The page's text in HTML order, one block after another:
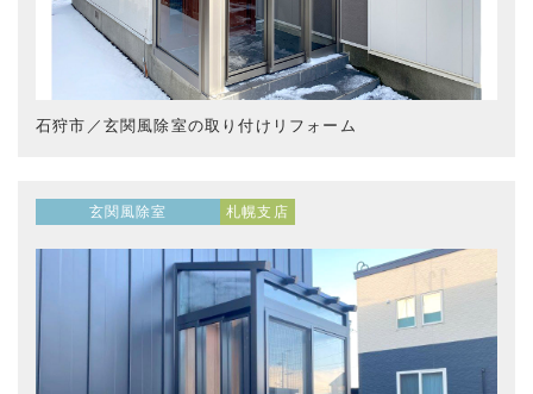
石狩市／玄関風除室の取り付けリフォーム
玄関風除室 札幌支店